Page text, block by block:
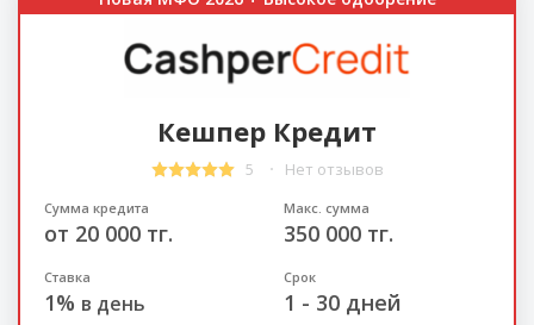
Кешпер Кредит
5 Нет отзывов
Сумма кредита
от 20 000 тг.
Макс. сумма
350 000 тг.
Ставка
1% в день
Срок
1 - 30 дней